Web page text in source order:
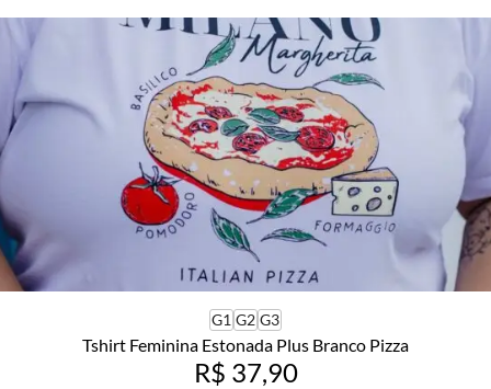
G1 G2 G3
Tshirt Feminina Estonada Plus Branco Pizza
R$ 37,90